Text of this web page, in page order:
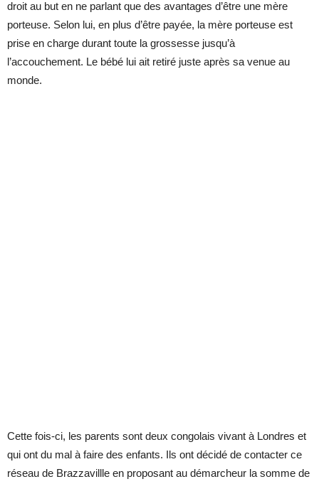
droit au but en ne parlant que des avantages d’être une mère
porteuse. Selon lui, en plus d’être payée, la mère porteuse est
prise en charge durant toute la grossesse jusqu’à
l’accouchement. Le bébé lui ait retiré juste après sa venue au
monde.
Cette fois-ci, les parents sont deux congolais vivant à Londres et
qui ont du mal à faire des enfants. Ils ont décidé de contacter ce
réseau de Brazzavillle en proposant au démarcheur la somme de